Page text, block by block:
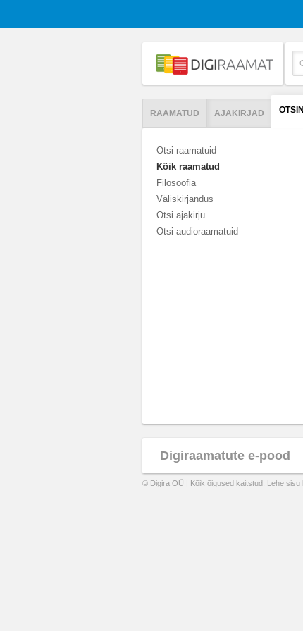
RAAMATUD AJAKIRJAD
Otsi raamatuid
Kõik raamatud
Filosoofia
Väliskirjandus
Otsi ajakirju
Otsi audioraamatuid
Digiraamatute e-pood
© Digira OÜ | Kõik õigused kaitstud. Lehe sisu